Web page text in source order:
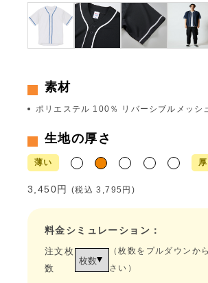
素材
ポリエステル 100％ リバーシブルメッシ
生地の厚さ
薄い
3,450円 (税込3,795円 )
料金シミュレーション：
注文枚
数
（枚数をプルダウンか
さい）